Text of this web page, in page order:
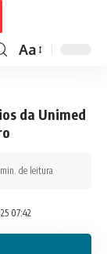
Aa
da Unimed
07:42
de leitura